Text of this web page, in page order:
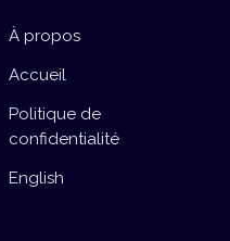
À propos
Accueil
Politique de
confidentialité
English